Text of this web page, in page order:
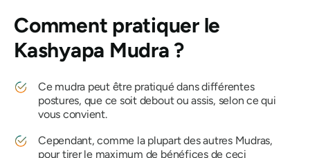
Comment pratiquer le
Kashyapa Mudra ?
Ce mudra peut être pratiqué dans différentes
postures, que ce soit debout ou assis, selon ce qui
vous convient.
Cependant, comme la plupart des autres Mudras,
pour tirer le maximum de bénéfices de ceci